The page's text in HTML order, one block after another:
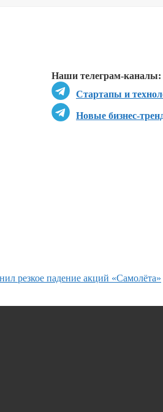
Наши телеграм-каналы:
Стартапы и
Новые бизнес-
резкое падение акций «Самолёта»